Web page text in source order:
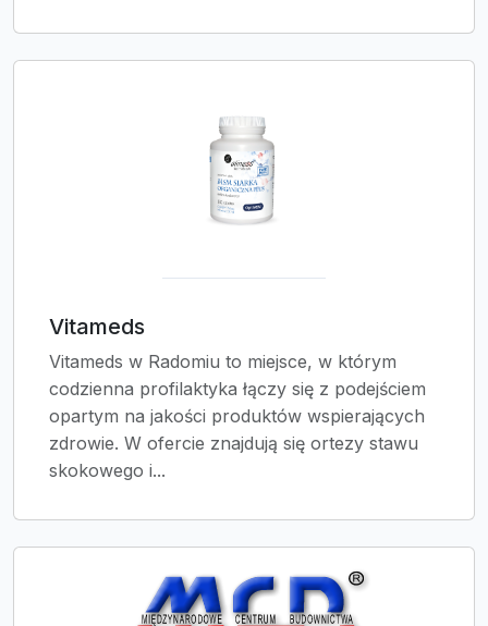
Vitameds
Vitameds w Radomiu to miejsce, w którym
codzienna profilaktyka łączy się z podejściem
opartym na jakości produktów wspierających
zdrowie. W ofercie znajdują się ortezy stawu
skokowego i...